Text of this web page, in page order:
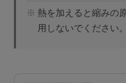
※ 熱を加えると縮みの
用しないでください。